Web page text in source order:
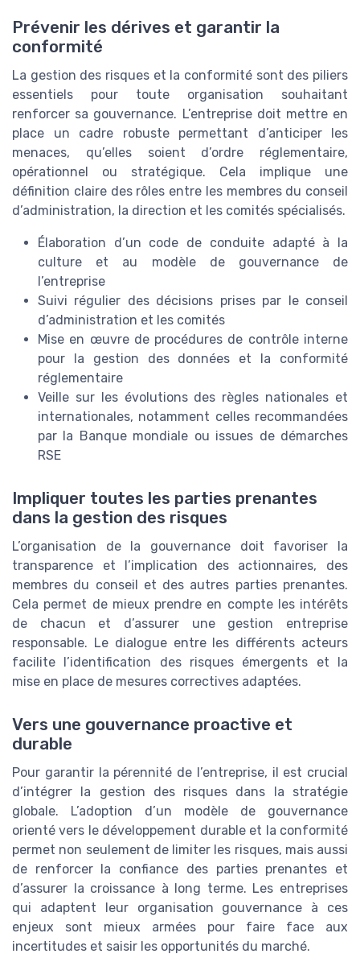
Prévenir les dérives et garantir la
conformité
La gestion des risques et la conformité sont des piliers
essentiels pour toute organisation souhaitant
renforcer sa gouvernance. L’entreprise doit mettre en
place un cadre robuste permettant d’anticiper les
menaces, qu’elles soient d’ordre réglementaire,
opérationnel ou stratégique. Cela implique une
définition claire des rôles entre les membres du conseil
d’administration, la direction et les comités spécialisés.
Élaboration d’un code de conduite adapté à la
culture et au modèle de gouvernance de
l’entreprise
Suivi régulier des décisions prises par le conseil
d’administration et les comités
Mise en œuvre de procédures de contrôle interne
pour la gestion des données et la conformité
réglementaire
Veille sur les évolutions des règles nationales et
internationales, notamment celles recommandées
par la Banque mondiale ou issues de démarches
RSE
Impliquer toutes les parties prenantes
dans la gestion des risques
L’organisation de la gouvernance doit favoriser la
transparence et l’implication des actionnaires, des
membres du conseil et des autres parties prenantes.
Cela permet de mieux prendre en compte les intérêts
de chacun et d’assurer une gestion entreprise
responsable. Le dialogue entre les différents acteurs
facilite l’identification des risques émergents et la
mise en place de mesures correctives adaptées.
Vers une gouvernance proactive et
durable
Pour garantir la pérennité de l’entreprise, il est crucial
d’intégrer la gestion des risques dans la stratégie
globale. L’adoption d’un modèle de gouvernance
orienté vers le développement durable et la conformité
permet non seulement de limiter les risques, mais aussi
de renforcer la confiance des parties prenantes et
d’assurer la croissance à long terme. Les entreprises
qui adaptent leur organisation gouvernance à ces
enjeux sont mieux armées pour faire face aux
incertitudes et saisir les opportunités du marché.